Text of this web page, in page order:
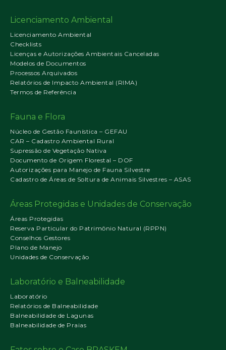
Licenciamento Ambiental
Licenciamento Ambiental
Checklists
Licenças e Autorizações Ambientais Canceladas
Modelos de Documentos
Processos Arquivados
Relatórios de Impacto Ambiental (RIMA)
Termos de Referência
Fauna e Flora
Núcleo de Gestão Faunística – GEFAU
CAR – Cadastro Ambiental Rural
Supressão de Vegetação Nativa
Documento de Origem Florestal – DOF
Autorizações para Manejo de Fauna Silvestre
Cadastro de Áreas de Soltura de Animais Silvestres – ASAS
Áreas Protegidas e Unidades de Conservação
Áreas Protegidas
Reserva Particular do Patrimônio Natural (RPPN)
Conselhos Gestores
Plano de Manejo
Unidades de Conservação
Laboratório e Balneabilidade
Laboratório
Relatórios de Balneabilidade
Balneabilidade de Lagunas
Balneabilidade de Praias